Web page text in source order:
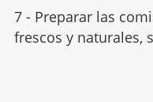
7 - Preparar las
frescos y naturales,